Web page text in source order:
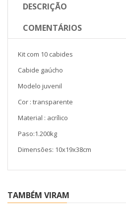
DESCRIÇÃO
COMENTÁRIOS
Kit com 10 cabides
Cabide gaúcho
Modelo juvenil
Cor : transparente
Material : acrílico
Paso:1.200kg
Dimensões: 10x19x38cm
TAMBÉM VIRAM